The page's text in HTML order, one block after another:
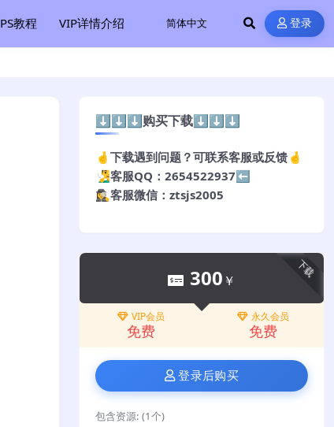
PS教程 VIP详情介绍 登录
⬇️⬇️⬇️购买下载⬇️⬇️⬇️
🤞下载遇到问题？可联系客服或反馈🤞
🧏‍♂️客服QQ：2654522937⬅️
🕵️‍♀️客服微信：ztsjs2005
下载
300 ￥
VIP会员
免费
永久会员
免费
登录后购买
包含资源: (1个)